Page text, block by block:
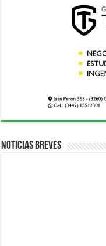
Noticias breves